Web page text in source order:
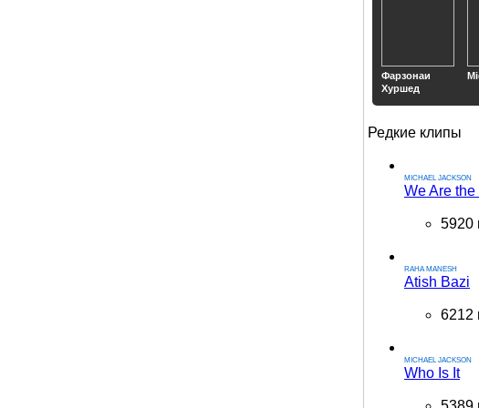
Фарзонаи
Хуршед
Редкие клипы
MICHAEL JACKSON
We Are the
5920
RAHA MANESH
Atish Bazi
6212
MICHAEL JACKSON
Who Is It